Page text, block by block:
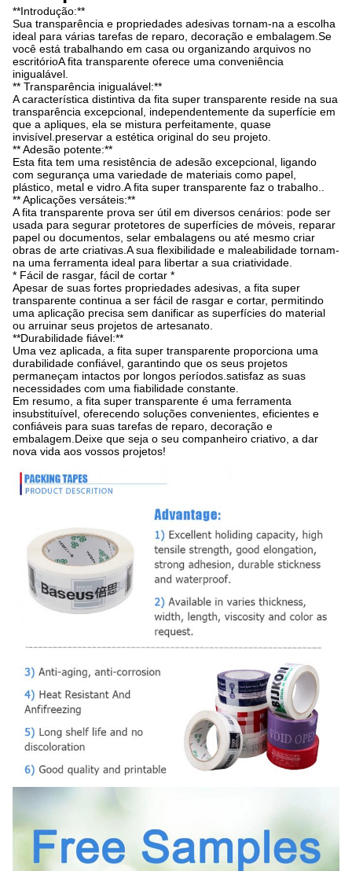
**Introdução:**
Sua transparência e propriedades adesivas tornam-na a escolha
ideal para várias tarefas de reparo, decoração e embalagem.Se
você está trabalhando em casa ou organizando arquivos no
escritórioA fita transparente oferece uma conveniência
inigualável.
** Transparência inigualável:**
A característica distintiva da fita super transparente reside na sua
transparência excepcional, independentemente da superfície em
que a apliques, ela se mistura perfeitamente, quase
invisível.preservar a estética original do seu projeto.
** Adesão potente:**
Esta fita tem uma resistência de adesão excepcional, ligando
com segurança uma variedade de materiais como papel,
plástico, metal e vidro.A fita super transparente faz o trabalho..
** Aplicações versáteis:**
A fita transparente prova ser útil em diversos cenários: pode ser
usada para segurar protetores de superfícies de móveis, reparar
papel ou documentos, selar embalagens ou até mesmo criar
obras de arte criativas.A sua flexibilidade e maleabilidade tornam-
na uma ferramenta ideal para libertar a sua criatividade.
* Fácil de rasgar, fácil de cortar *
Apesar de suas fortes propriedades adesivas, a fita super
transparente continua a ser fácil de rasgar e cortar, permitindo
uma aplicação precisa sem danificar as superfícies do material
ou arruinar seus projetos de artesanato.
**Durabilidade fiável:**
Uma vez aplicada, a fita super transparente proporciona uma
durabilidade confiável, garantindo que os seus projetos
permaneçam intactos por longos períodos.satisfaz as suas
necessidades com uma fiabilidade constante.
Em resumo, a fita super transparente é uma ferramenta
insubstituível, oferecendo soluções convenientes, eficientes e
confiáveis para suas tarefas de reparo, decoração e
embalagem.Deixe que seja o seu companheiro criativo, a dar
nova vida aos vossos projetos!